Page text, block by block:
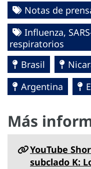
Notas de
Influenza,
respiratorios
Brasil
Argentina
Más
YouTube
subclado K: